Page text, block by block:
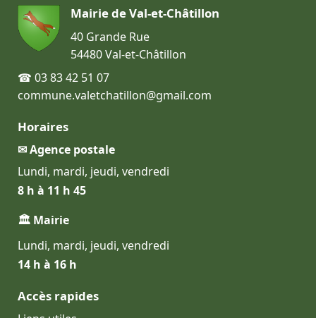
Mairie de Val-et-Châtillon
40 Grande Rue
54480 Val-et-Châtillon
☎ 03 83 42 51 07
commune.valetchatillon@gmail.com
Horaires
✉ Agence postale
Lundi, mardi, jeudi, vendredi
8 h à 11 h 45
🏛 Mairie
Lundi, mardi, jeudi, vendredi
14 h à 16 h
Accès rapides